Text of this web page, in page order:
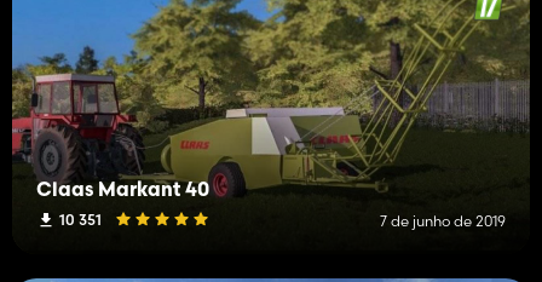
Claas Markant 40
10 351 7 de junho de 2019